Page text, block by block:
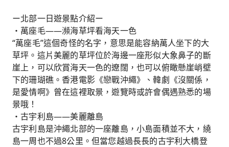
ー北部一日遊景點介紹ー
・萬座毛――瀕海草坪看海天一色
“萬座毛”這個奇怪的名字，意思是能容納萬人坐下的大
草坪。這片美麗的草坪位於海邊一座形似大象鼻子的斷
崖上，可以欣賞海天一色的遼闊，也可以俯瞰懸崖峭壁
下的珊瑚礁。香港電影《戀戰沖繩》、韓劇《沒關係，
是愛情啊》曾在這裡取景，遊覽時或許會偶遇熟悉的場
景哦！
・古宇利島――美麗離島
古宇利島是沖繩北部的一座離島，小島面積並不大，繞
島一周也不過8公里。但當您越過長長的古宇利大橋登